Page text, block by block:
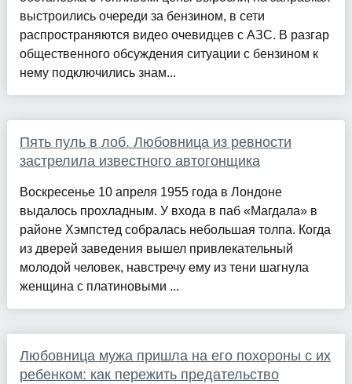
выстроились очереди за бензином, в сети
распространяются видео очевидцев с АЗС. В разгар
общественного обсуждения ситуации с бензином к
нему подключились знам...
Пять пуль в лоб. Любовница из ревности
застрелила известного автогонщика
Воскресенье 10 апреля 1955 года в Лондоне
выдалось прохладным. У входа в паб «Магдала» в
районе Хэмпстед собралась небольшая толпа. Когда
из дверей заведения вышел привлекательный
молодой человек, навстречу ему из тени шагнула
женщина с платиновыми ...
Любовница мужа пришла на его похороны с их
ребенком: как пережить предательство